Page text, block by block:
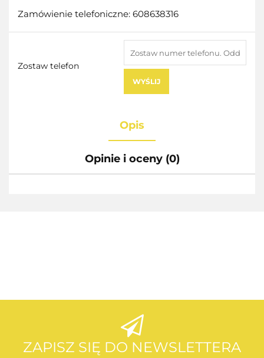
Zamówienie telefoniczne: 608638316
Zostaw telefon
WYŚLIJ
Opis
Opinie i oceny (0)
AEG
ZAPISZ SIĘ DO NEWSLETTERA